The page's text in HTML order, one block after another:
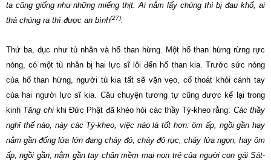
ta cũng giống như những miếng thịt. Ai nắm lấy chúng thì bị đau khổ, ai
thả chúng ra thì được an bình(27).
Thứ ba, dục như tù nhân và hố than hừng. Một hố than hừng rừng rực
nóng, có một tù nhân bị hai lực sĩ lôi đến hố than kia. Trước sức nóng
của hố than hừng, người tù kia tất sẽ vặn vẹo, cố thoát khỏi cánh tay
của hai người lực sĩ kia. Câu chuyện tương tự cũng được kể lại trong
kinh Tăng chikhi Đức Phật đã khéo hỏi các thầy Tỳ-kheo rằng: Các thầy
nghĩ thế nào, này các Tỳ-kheo, việc nào là tốt hơn: ôm ấp, ngồi gần hay
nằm gần đống lửa lớn đang cháy đỏ, cháy đỏ rực, cháy lửa ngọn, hay ôm
ấp, ngồi gần, nằm gần tay chân mềm mại non trẻ của người con gái Sát-